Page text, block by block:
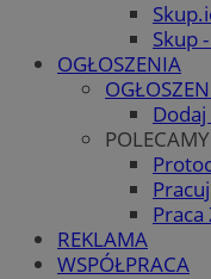
Skup
OGŁOSZENIA
Dodaj
POLECAMY
Praca
REKLAMA
WSPÓŁPRACA